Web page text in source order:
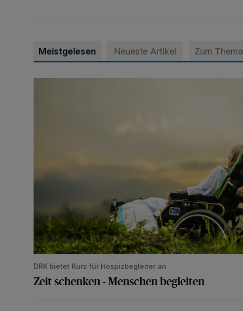
Meistgelesen Neueste Artikel Zum Thema
DRK bietet Kurs für Hospizbegleiter an
Zeit schenken - Menschen begleiten